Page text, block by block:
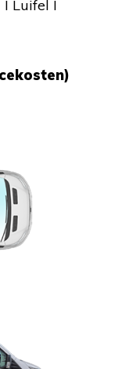
Luifel I